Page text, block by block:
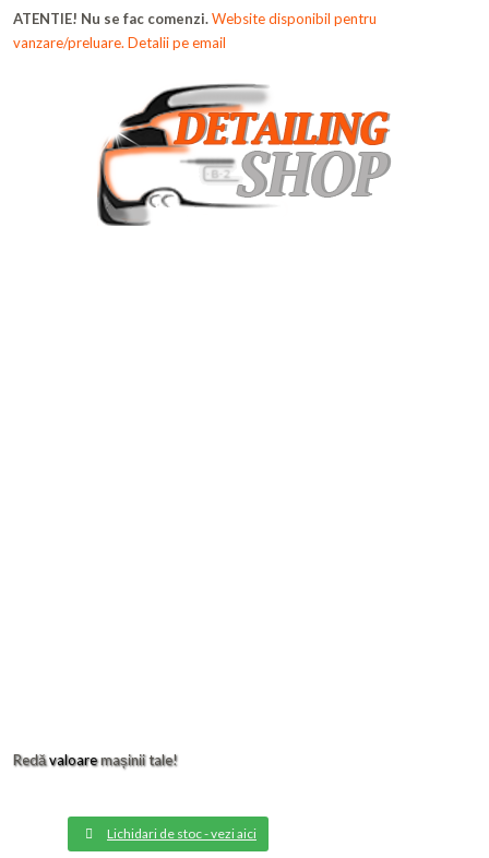
ATENTIE! Nu se fac comenzi.Website disponibil pentru
vanzare/preluare. Detalii pe email
Redăvaloaremașinii tale!
Lichidari de stoc - vezi aici